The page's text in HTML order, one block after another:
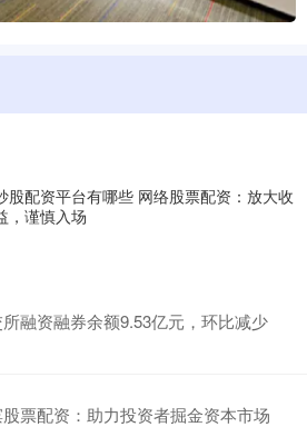
股配资平台有哪些 网络股票配资：放大收
，谨慎入场
融资融券余额9.53亿元，环比减少
票配资：助力投资者掘金资本市场